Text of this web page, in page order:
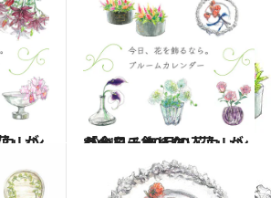
2021.10.1
「今日、飾りたい花」がわかる！ 10月の花カレンダーをチェック
ライフスタイル